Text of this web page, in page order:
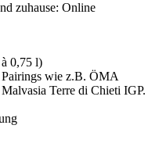
zuhause: Online
0,75 l)
Pairings wie z.B. ÖMA
Terre di Chieti IGP.